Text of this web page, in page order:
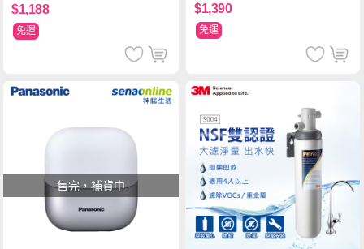
$1,188
免運
$1,390
免運
售完，補貨中